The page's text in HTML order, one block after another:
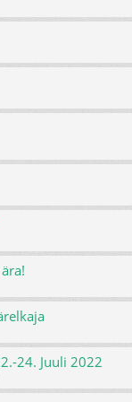
24. Juuli 2022